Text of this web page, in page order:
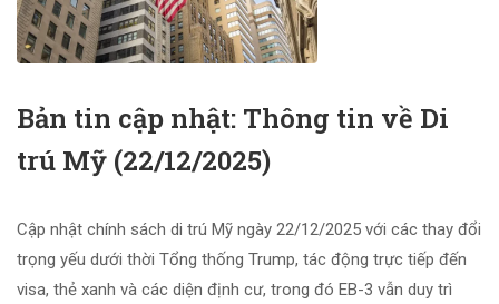
Bản tin cập nhật: Thông tin về Di
trú Mỹ (22/12/2025)
Cập nhật chính sách di trú Mỹ ngày 22/12/2025 với các thay đổi
trọng yếu dưới thời Tổng thống Trump, tác động trực tiếp đến
visa, thẻ xanh và các diện định cư, trong đó EB-3 vẫn duy trì